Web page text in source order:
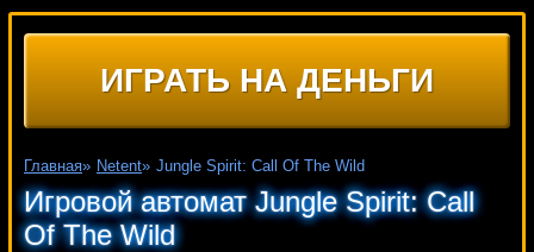
ИГРАТЬ НА ДЕНЬГИ
Главная» Netent» Jungle Spirit: Call Of The Wild
Игровой автомат Jungle Spirit: Call
Of The Wild